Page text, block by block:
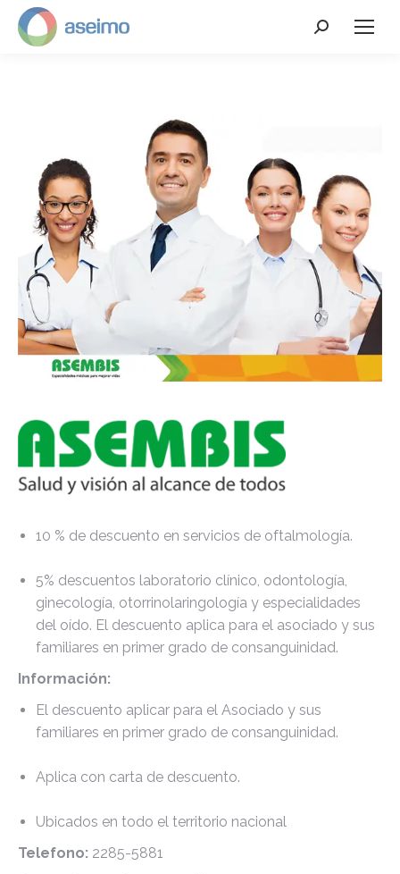
Search:
10 % de descuento en servicios de oftalmología.
5% descuentos laboratorio clínico, odontología,
ginecología, otorrinolaringología y especialidades
del oído. El descuento aplica para el asociado y sus
familiares en primer grado de consanguinidad.
Información:
El descuento aplicar para el Asociado y sus
familiares en primer grado de consanguinidad.
Aplica con carta de descuento.
Ubicados en todo el territorio nacional
Telefono: 2285-5881